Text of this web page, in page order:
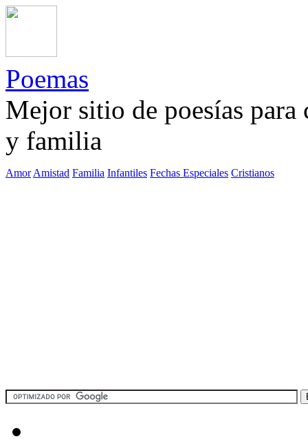
Poemas
Mejor sitio de poesías
y familia
Amor Amistad Familia Infantiles Fechas Especiales Cristianos